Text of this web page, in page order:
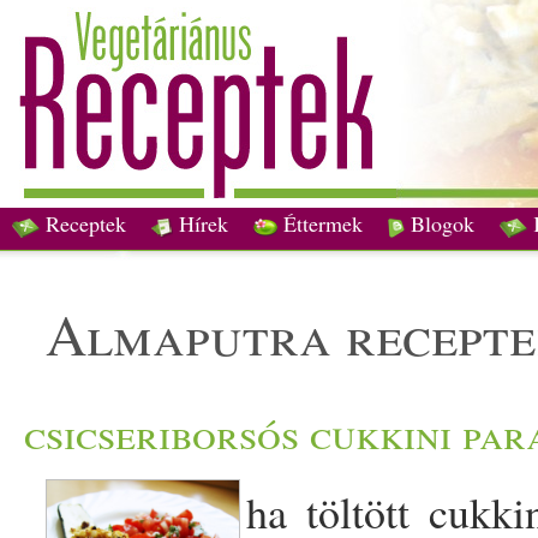
Receptek Hírek Éttermek Blogok
almaputra
csicseriborsós cukkini
ha töltött